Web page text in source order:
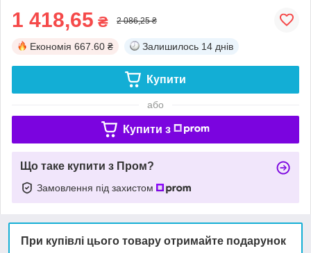
1 418,65 ₴ 2 086,25 ₴
Економія 667.60 ₴ Залишилось 14 днів
Купити
або
Купити з
Що таке купити з Пром?
Замовлення під захистом
При купівлі цього товару отримайте подарунок